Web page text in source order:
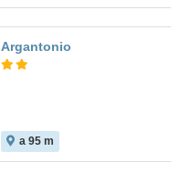
Argantonio
a 95 m